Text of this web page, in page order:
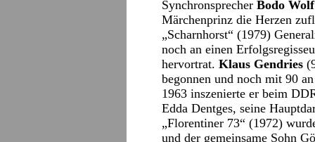
Synchronsprecher Bodo Wolf
Märchenprinz die Herzen
„Scharnhorst“ (1979)
noch an einen
hervortrat. Klaus Gendries
begonnen und noch mit 90
1963 inszenierte er beim
Edda Dentges, seine
„Florentiner 73“ (1972)
und der gemeinsame Sohn